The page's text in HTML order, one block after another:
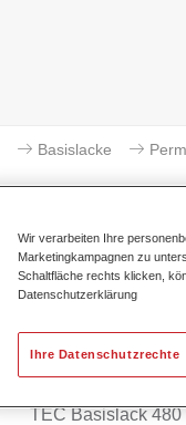
Basislacke
TEC Basislack 480
Wir verarbeiten Ihre
Marketingkampagnen zu
Schaltfläche rechts klicken,
Datenschutzerklärung
Ihre Datenschutzrechte